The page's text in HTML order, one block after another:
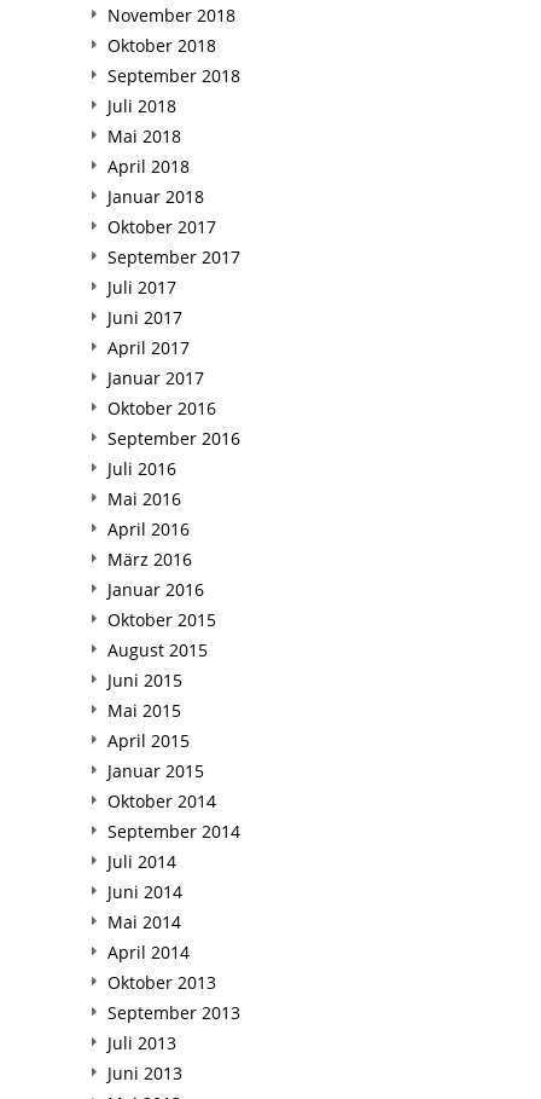
November 2018
Oktober 2018
September 2018
Juli 2018
Mai 2018
April 2018
Januar 2018
Oktober 2017
September 2017
Juli 2017
Juni 2017
April 2017
Januar 2017
Oktober 2016
September 2016
Juli 2016
Mai 2016
April 2016
März 2016
Januar 2016
Oktober 2015
August 2015
Juni 2015
Mai 2015
April 2015
Januar 2015
Oktober 2014
September 2014
Juli 2014
Juni 2014
Mai 2014
April 2014
Oktober 2013
September 2013
Juli 2013
Juni 2013